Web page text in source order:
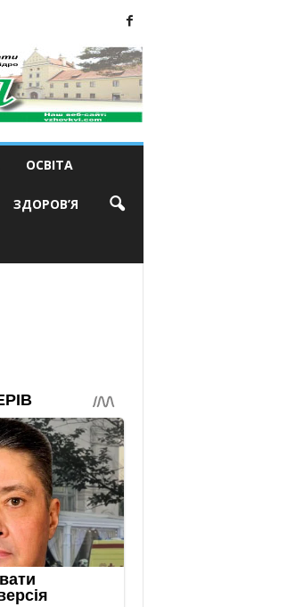
ОСВІТА
ЗДОРОВ’Я